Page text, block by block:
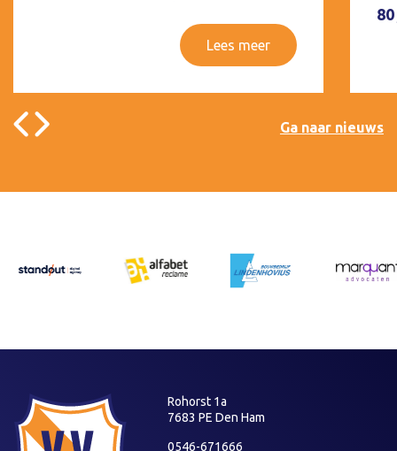
Lees meer
Ga naar nieuws
Rohorst 1a
7683 PE Den Ham
0546-671666